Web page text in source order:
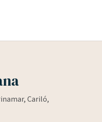
Cariló,